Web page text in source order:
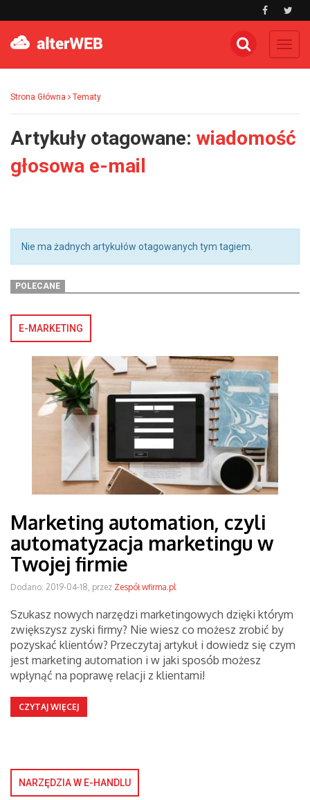
Strona Główna Tematy
Artykuły otagowane: wiadomość
głosowa e-mail
Nie ma żadnych artykułów otagowanych tym tagiem.
POLECANE
E-MARKETING
Marketing automation, czyli
automatyzacja marketingu w
Twojej firmie
Dodano: 2019-04-18, przez Zespół wfirma.pl
Szukasz nowych narzędzi marketingowych dzięki którym
zwiększysz zyski firmy? Nie wiesz co możesz zrobić by
pozyskać klientów? Przeczytaj artykuł i dowiedz się czym
jest marketing automation i w jaki sposób możesz
wpłynąć na poprawę relacji z klientami!
CZYTAJ WIĘCEJ
NARZĘDZIA W E-HANDLU